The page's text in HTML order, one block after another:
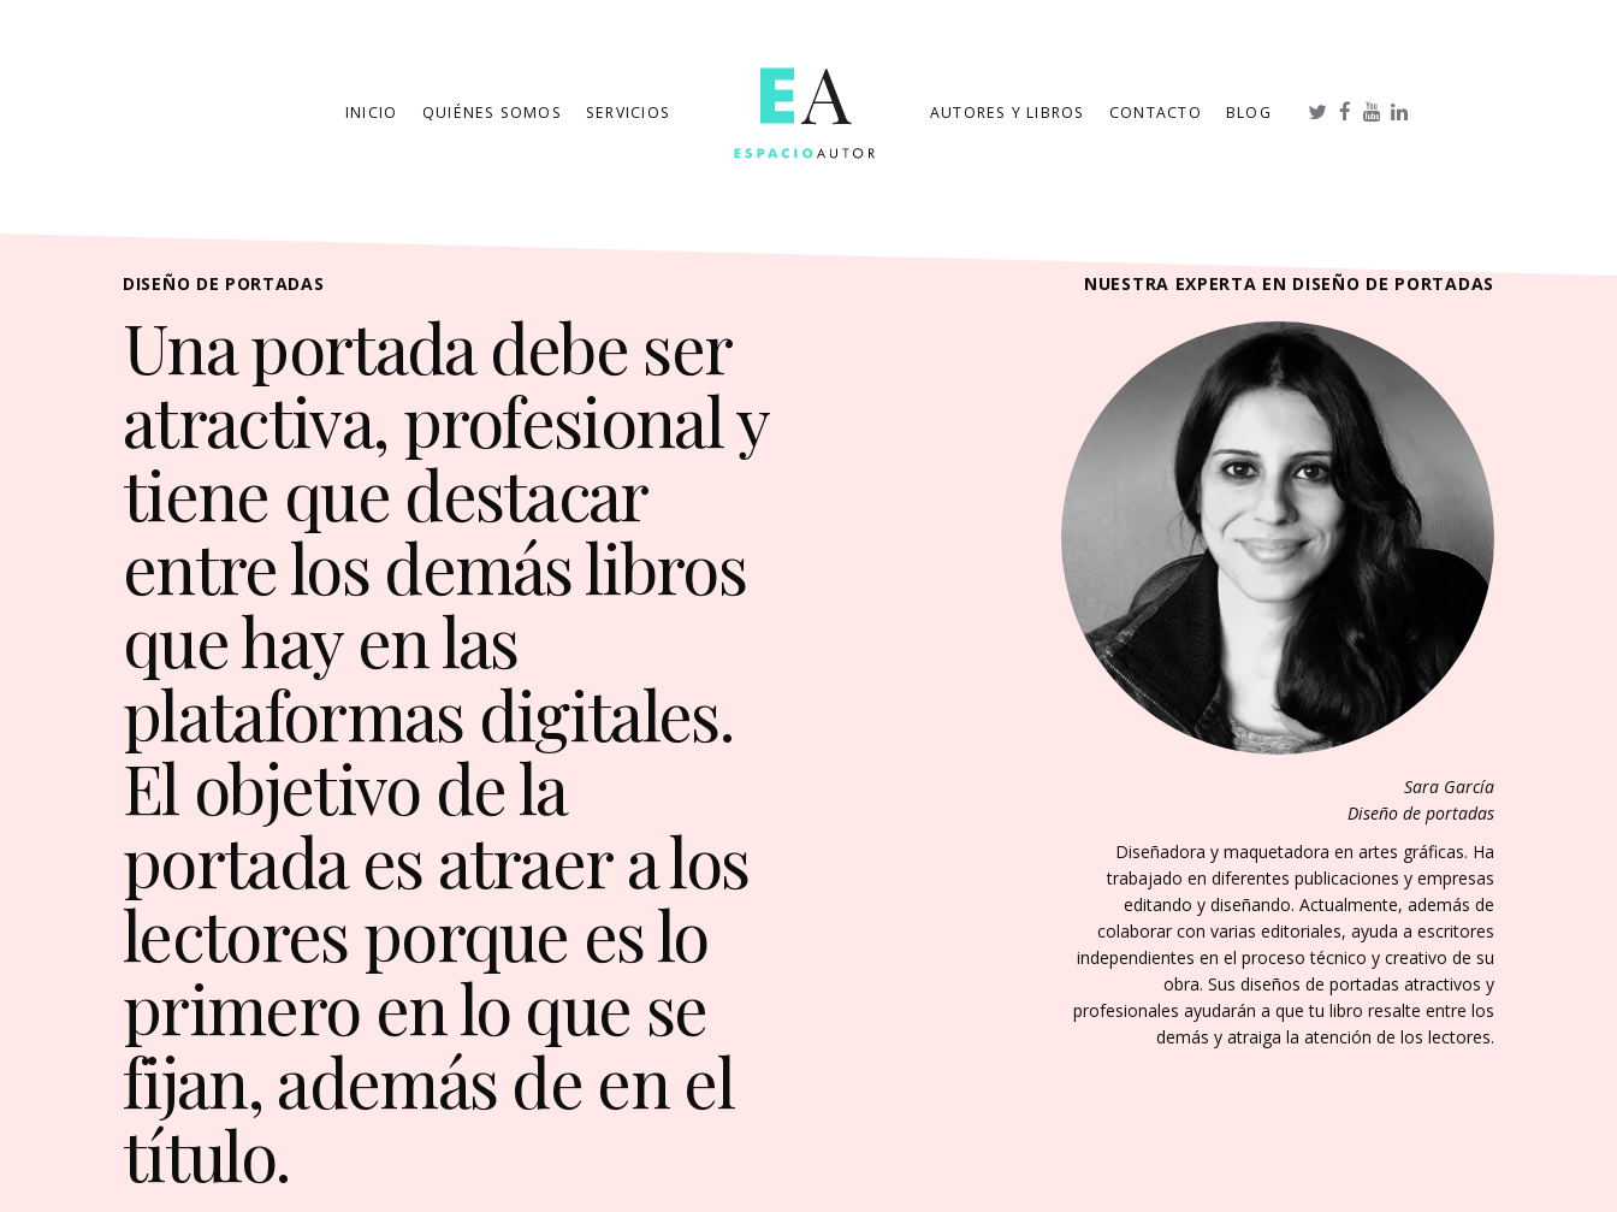
INICIO QUIÉNES SOMOS SERVICIOS AUTORES Y LIBROS CONTACTO BLOG
DISEÑO DE PORTADAS
Una portada debe ser
atractiva, profesional y
tiene que destacar
entre los demás libros
que hay en las
plataformas digitales.
El objetivo de la
portada es atraer a los
lectores porque es lo
primero en lo que se
fijan, además de en el
título.
NUESTRA EXPERTA EN DISEÑO DE PORTADAS
Sara García
Diseño de portadas
Diseñadora y maquetadora en artes gráficas. Ha
trabajado en diferentes publicaciones y empresas
editando y diseñando. Actualmente, además de
colaborar con varias editoriales, ayuda a escritores
independientes en el proceso técnico y creativo de su
obra. Sus diseños de portadas atractivos y
profesionales ayudarán a que tu libro resalte entre los
demás y atraiga la atención de los lectores.